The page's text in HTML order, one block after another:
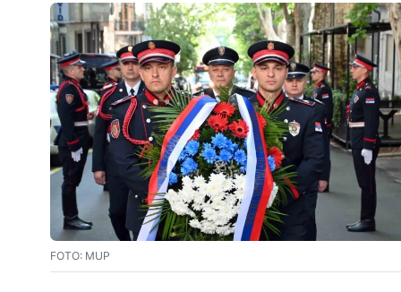
FOTO: MUP